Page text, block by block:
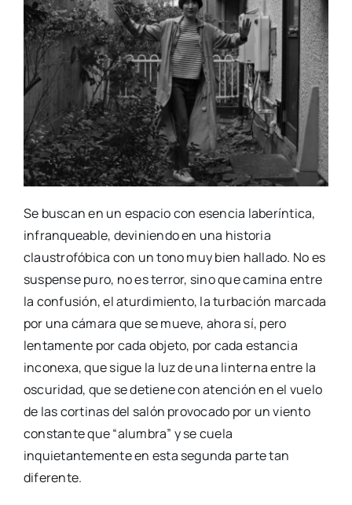
Se buscan en un espacio con esencia laberíntica,
infranqueable, deviniendo en una historia
claustrofóbica con un tono muy bien hallado. No es
suspense puro, no es terror, sino que camina entre
la confusión, el aturdimiento, la turbación marcada
por una cámara que se mueve, ahora sí, pero
lentamente por cada objeto, por cada estancia
inconexa, que sigue la luz de una linterna entre la
oscuridad, que se detiene con atención en el vuelo
de las cortinas del salón provocado por un viento
constante que “alumbra” y se cuela
inquietantemente en esta segunda parte tan
diferente.